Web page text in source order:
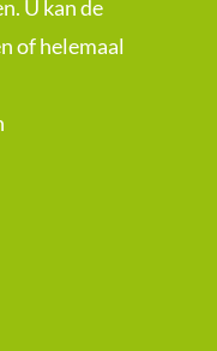
U kan de
of helemaal